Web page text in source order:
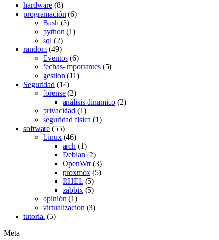
hardware (8)
programación (6)
Bash (3)
python (1)
sql (2)
random (49)
Eventos (6)
fechas-importantes (5)
gestion (11)
Seguridad (14)
forense (2)
análisis dinamico (2)
privacidad (1)
seguridad fisica (1)
software (55)
Linux (46)
arch (1)
Debian (2)
OpenWrt (3)
proxmox (5)
RHEL (5)
zabbix (5)
opinión (1)
virtualizacion (3)
tutorial (5)
Meta